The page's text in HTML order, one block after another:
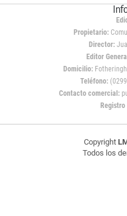
Propietario:
Director:
Editor
Domicilio:
Teléfono:
Contacto comercial:
Registro
Copyright
Todos los